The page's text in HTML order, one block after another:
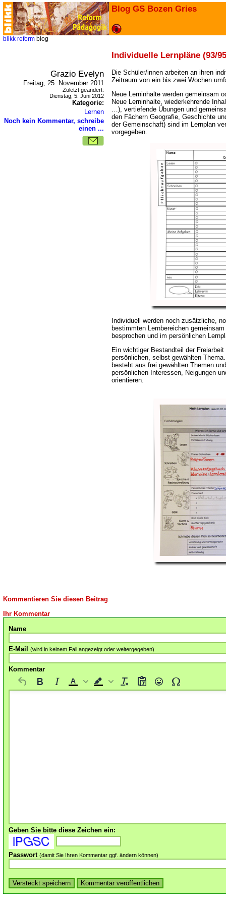
Blog GS Bozen Gries
blikk reform blog
Individuelle Lernpläne (93/
Grazio Evelyn
Freitag, 25. November 2011
Zuletzt geändert:
Dienstag, 5. Juni 2012
Kategorie:
Lernen
Noch kein Kommentar, schreibe
einen ...
Die Schüler/innen arbeiten an ihren
Zeitraum von ein bis zwei Wochen
Neue Lerninhalte werden gemeinsam
Neue Lerninhalte, wiederkehrende
), vertiefende Übungen und
den Fächern Geografie, Geschichte
der Gemeinschaft) sind im Lernplan
vorgegeben.
Individuell werden noch zusätzliche,
bestimmten Lernbereichen
besprochen und im persönlichen
Ein wichtiger Bestandteil der
persönlichen, selbst gewählten
besteht aus frei gewählten Themen
persönlichen Interessen, Neigungen
orientieren.
Kommentieren Sie diesen Beitrag
Ihr Kommentar
Name
E-Mail (wird in keinem Fall angezeigt oder weitergegeben)
Kommentar
Geben Sie bitte diese Zeichen ein:
Passwort (damit Sie Ihren Kommentar ggf. ändern können)